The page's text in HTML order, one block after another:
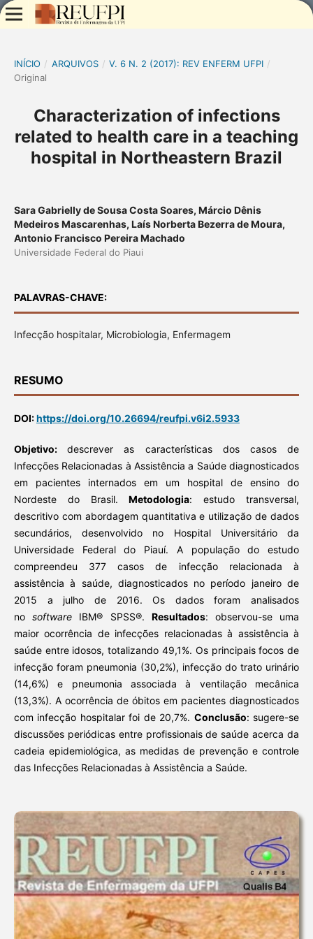
INÍCIO / ARQUIVOS / V. 6 N. 2 (2017): REV ENFERM UFPI /
Original
Characterization of infections
related to health care in a teaching
hospital in Northeastern Brazil
Sara Gabrielly de Sousa Costa Soares, Márcio Dênis
Medeiros Mascarenhas, Laís Norberta Bezerra de Moura,
Antonio Francisco Pereira Machado
Universidade Federal do Piaui
PALAVRAS-CHAVE:
Infecção hospitalar, Microbiologia, Enfermagem
RESUMO
DOI:https://doi.org/10.26694/reufpi.v6i2.5933
Objetivo:descrever as características dos casos de
Infecções Relacionadas à Assistência a Saúde diagnosticados
em pacientes internados em um hospital de ensino do
Nordeste do Brasil.Metodologia: estudo transversal,
descritivo com abordagem quantitativa e utilização de dados
secundários, desenvolvido no Hospital Universitário da
Universidade Federal do Piauí. A população do estudo
compreendeu 377 casos de infecção relacionada à
assistência à saúde, diagnosticados no período janeiro de
2015 a julho de 2016. Os dados foram analisados
nosoftware IBM® SPSS®. Resultados: observou-se uma
maior ocorrência de infecções relacionadas à assistência à
saúde entre idosos, totalizando 49,1%. Os principais focos de
infecção foram pneumonia (30,2%), infecção do trato urinário
(14,6%) e pneumonia associada à ventilação mecânica
(13,3%). A ocorrência de óbitos em pacientes diagnosticados
com infecção hospitalar foi de 20,7%. Conclusão: sugere-se
discussões periódicas entre profissionais de saúde acerca da
cadeia epidemiológica, as medidas de prevenção e controle
das Infecções Relacionadas à Assistência a Saúde.